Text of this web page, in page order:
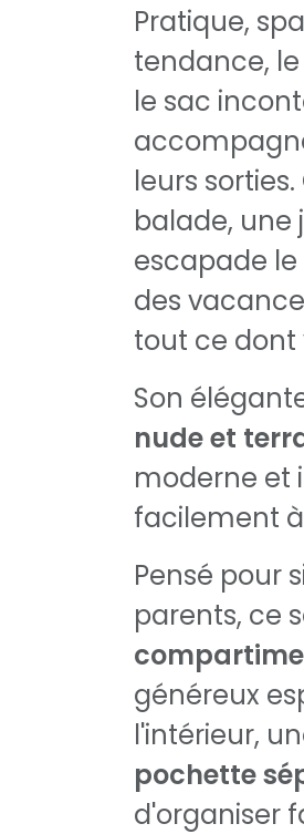
Pratique,
tendance, le
le sac
leurs
balade, une
escapade
des
tout ce dont
Son
nude et
moderne et
facilement
Pensé pour
parents, ce
généreux
l'intérieur,
pochette
d'organiser